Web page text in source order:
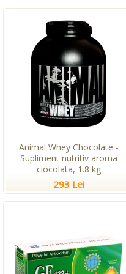
Animal Whey Chocolate -
Supliment nutritiv aroma
ciocolata, 1.8 kg
293 Lei